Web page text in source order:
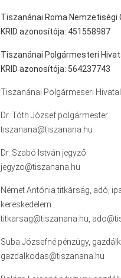
Tiszanánai Roma Nemzetiségi
KRID azonosítója: 451558987
Tiszanánai Polgármesteri
KRID azonosítója: 564237743
Tiszanánai Polgármeseri
Dr. Tóth József polgármester
tiszanana@tiszanana.hu
Dr. Szabó István jegyző
jegyzo@tiszanana.hu
Német Antónia titkárság, adó,
kereskedelem
titkarsag@tiszanana.hu,
Suba Józsefné pénzügy,
gazdalkodas@tiszanana.hu